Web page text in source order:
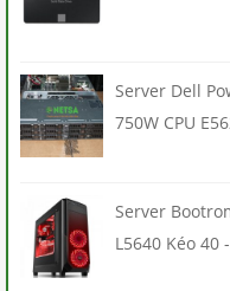
Server Dell
750W CPU
Server
L5640 Kéo 40